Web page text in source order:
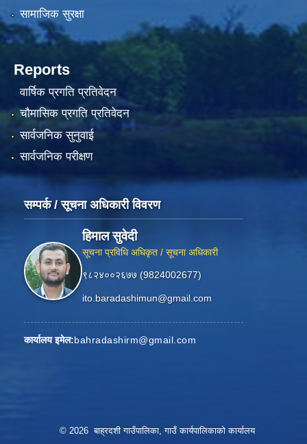
सामाजिक सुरक्षा
Reports
वार्षिक प्रगति प्रतिवेदन
चौमासिक प्रगति प्रतिवेदन
सार्वजनिक सुनुवाई
सार्वजनिक परीक्षण
सम्पर्क / सूचना अधिकारी विवरण
हिमाल सुवेदी
सूचना प्रविधि अधिकृत / सूचना अधिकारी
९८२४००२६७७ (9824002677)
ito.baradashimun@gmail.com
कार्यालय इमेल:bahradashirm@gmail.com
© 2026 बाह्रदशी गाउँपालिका, गाउँ कार्यपालिकाको कार्यालय